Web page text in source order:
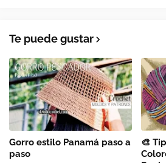
Te puede gustar
Gorro estilo Panamá paso a
paso
🎨